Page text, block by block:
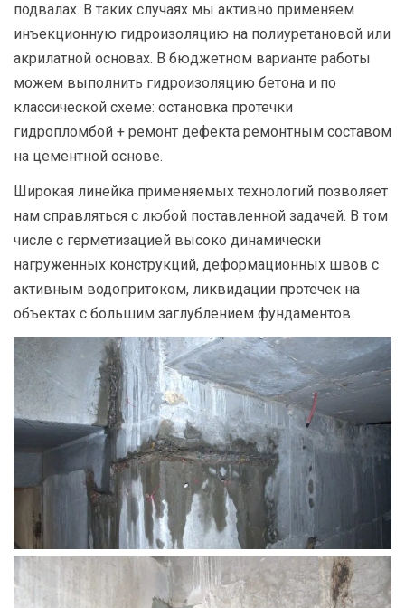
подвалах. В таких случаях мы активно применяем
инъекционную гидроизоляцию на полиуретановой или
акрилатной основах. В бюджетном варианте работы
можем выполнить гидроизоляцию бетона и по
классической схеме: остановка протечки
гидропломбой + ремонт дефекта ремонтным составом
на цементной основе.
Широкая линейка применяемых технологий позволяет
нам справляться с любой поставленной задачей. В том
числе с герметизацией высоко динамически
нагруженных конструкций, деформационных швов с
активным водопритоком, ликвидации протечек на
объектах с большим заглублением фундаментов.